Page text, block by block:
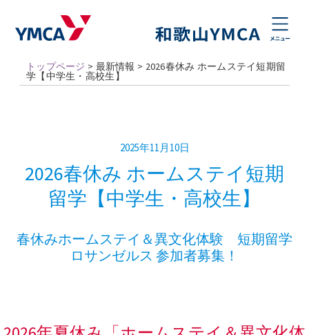
トップページ > 最新情報 > 2026春休み ホームステイ短期留
学【中学生・高校生】
2025年11月10日
2026春休み ホームステイ短期
留学【中学生・高校生】
春休みホームステイ＆異文化体験 短期留学
ロサンゼルス 参加者募集！